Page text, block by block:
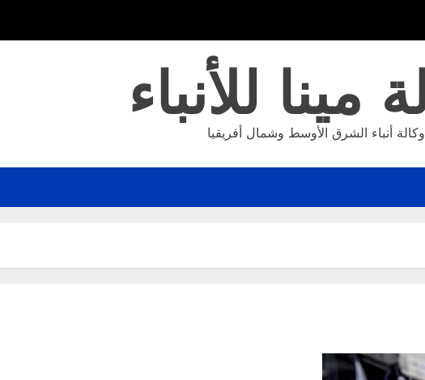
مينا للأنباء
وكالة أنباء الشرق الأوسط وشمال أفريقيا